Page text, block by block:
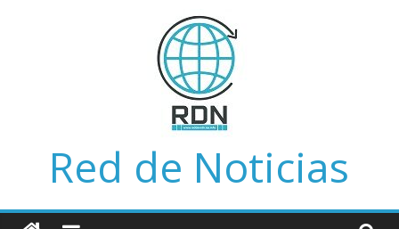
Red de Noticias